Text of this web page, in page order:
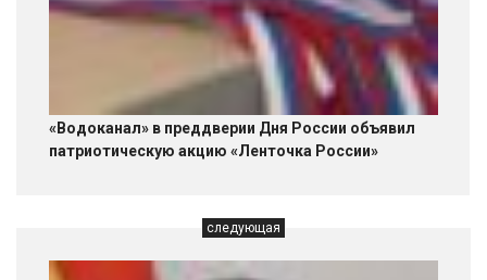
«Водоканал» в преддверии Дня России объявил
патриотическую акцию «Ленточка России»
следующая